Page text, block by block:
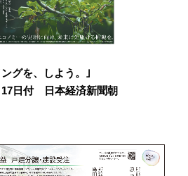
グを、しよう。｣
17日付 日本経済新聞朝